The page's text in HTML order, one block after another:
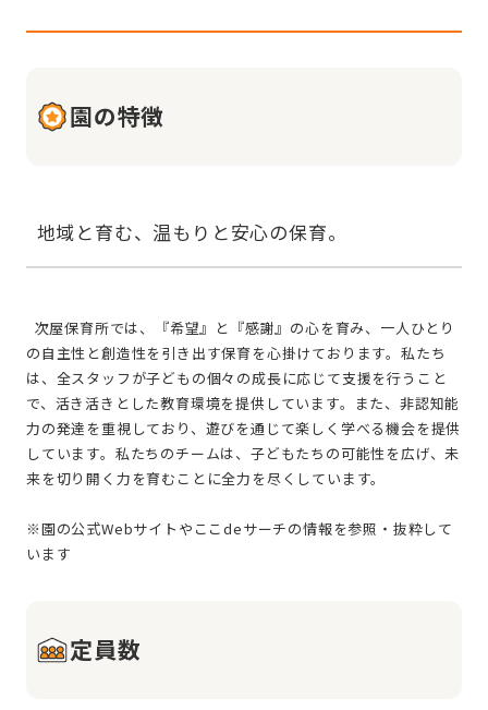
園の特徴
の自主性と創造性を引き出す保育を心掛けております。私たち
は、全スタッフが子どもの個々の成長に応じて支援を行うこと
で、活き活きとした教育環境を提供しています。また、非認知能
力の発達を重視しており、遊びを通じて楽しく学べる機会を提供
しています。私たちのチームは、子どもたちの可能性を広げ、未
来を切り開く力を育むことに全力を尽くしています。
※園の公式Webサイトやここdeサーチの情報を参照・抜粋して
定員数